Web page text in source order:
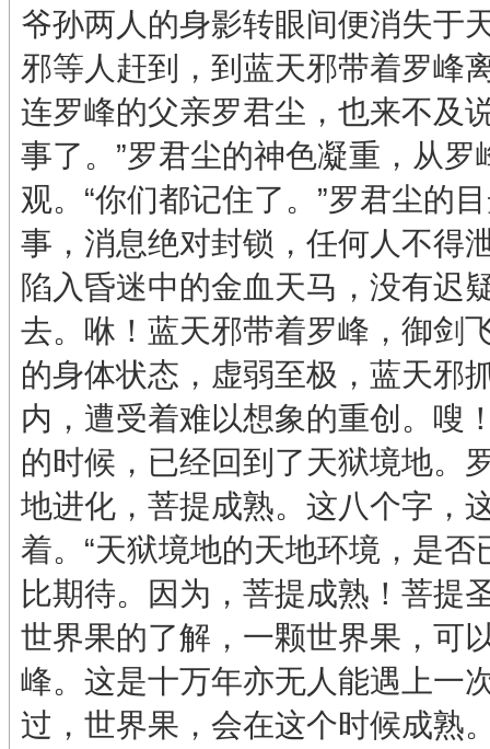
爷孙两人的身影转眼间便消失于
邪等人赶到，到蓝天邪带着罗峰
连罗峰的父亲罗君尘，也来不及
事了。”罗君尘的神色凝重，从
观。“你们都记住了。”罗君尘的
事，消息绝对封锁，任何人不得
陷入昏迷中的金血天马，没有迟
去。咻！蓝天邪带着罗峰，御剑
的身体状态，虚弱至极，蓝天邪
内，遭受着难以想象的重创。嗖
的时候，已经回到了天狱境地。
地进化，菩提成熟。这八个字，
着。“天狱境地的天地环境，是
比期待。因为，菩提成熟！菩提
世界果的了解，一颗世界果，可
峰。这是十万年亦无人能遇上一
过，世界果，会在这个时候成熟